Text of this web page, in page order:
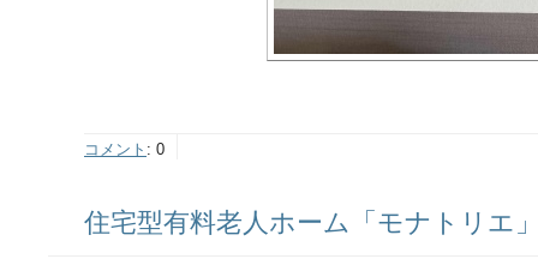
コメント : 0
住宅型有料老人ホーム「モナトリエ